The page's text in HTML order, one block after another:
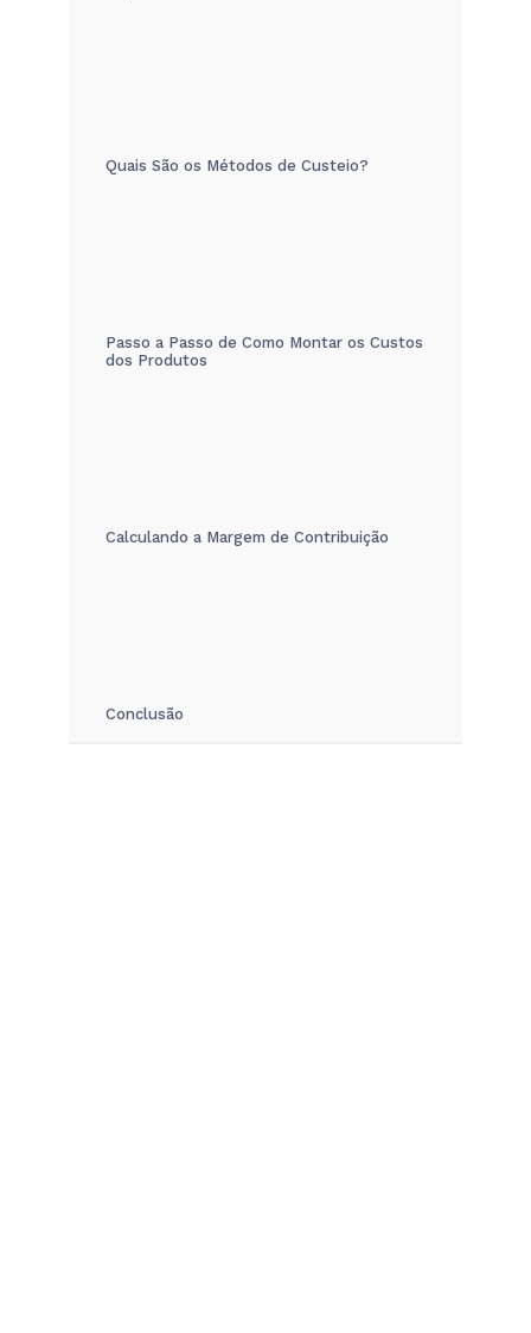
Quais São os Métodos de Custeio?
Passo a Passo de Como Montar os Custos
dos Produtos
Calculando a Margem de Contribuição
Conclusão